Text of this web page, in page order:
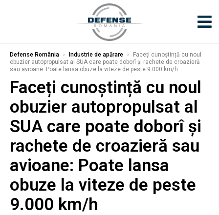
Defense România › Industrie de apărare ›
Faceți cunoștință cu noul
obuzier autopropulsat al SUA care poate doborî și rachete de croazieră
sau avioane: Poate lansa obuze la viteze de peste 9.000 km/h
Faceți cunoștință cu noul
obuzier autopropulsat al
SUA care poate doborî și
rachete de croazieră sau
avioane: Poate lansa
obuze la viteze de peste
9.000 km/h